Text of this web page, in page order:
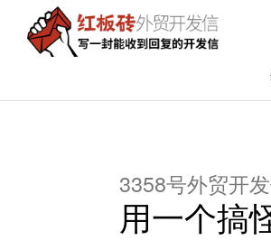
primary
content
砖
3358号外贸开
用一个搞